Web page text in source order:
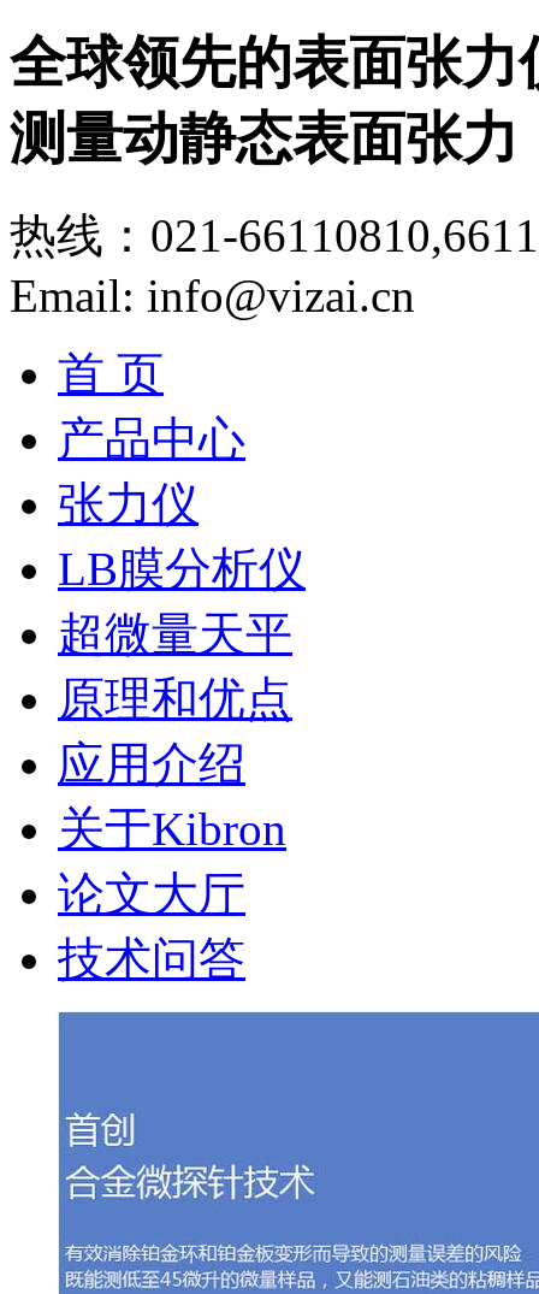
全球领先的表面张
测量动静态表面张力
热线：021-
Email: info@vizai.cn
首 页
产品中心
张力仪
LB膜分析仪
超微量天平
原理和优点
应用介绍
关于Kibron
论文大厅
技术问答